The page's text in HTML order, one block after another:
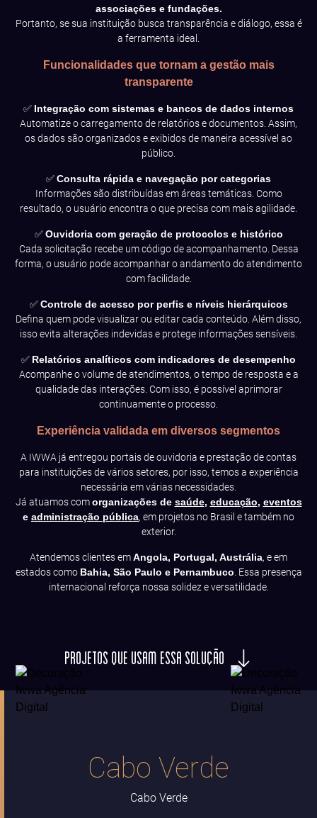
associações e fundações.
Portanto, se sua instituição busca transparência e diálogo, essa é
a ferramenta ideal.
Funcionalidades que tornam a gestão mais
transparente
✅ Integração com sistemas e bancos de dados internos
Automatize o carregamento de relatórios e documentos. Assim,
os dados são organizados e exibidos de maneira acessível ao
público.
✅Consulta rápida e navegação por categorias
Informações são distribuídas em áreas temáticas. Como
resultado, o usuário encontra o que precisa com mais agilidade.
✅Ouvidoria com geração de protocolos e histórico
Cada solicitação recebe um código de acompanhamento. Dessa
forma, o usuário pode acompanhar o andamento do atendimento
com facilidade.
✅Controle de acesso por perfis e níveis hierárquicos
Defina quem pode visualizar ou editar cada conteúdo. Além disso,
isso evita alterações indevidas e protege informações sensíveis.
✅ Relatórios analíticos com indicadores de desempenho
Acompanhe o volume de atendimentos, o tempo de resposta e a
qualidade das interações. Com isso, é possível aprimorar
continuamente o processo.
Experiência validada em diversos segmentos
A IWWA já entregou portais de ouvidoria e prestação de contas
para instituições de vários setores, por isso, temos a experiência
necessária em várias necessidades.
Já atuamos comorganizações de saúde, educação, eventos
e administração pública, em projetos no Brasil e também no
exterior.
Atendemos clientes emAngola, Portugal, Austrália, e em
estados como Bahia, São Paulo e Pernambuco . Essa presença
internacional reforça nossa solidez e versatilidade.
PROJETOS QUE USAM ESSA SOLUÇÃO
Cabo Verde
Cabo Verde